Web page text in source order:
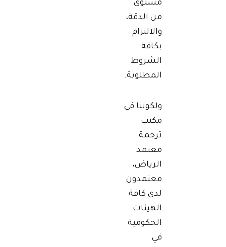
مستوى
من الدقة،
والالتزام
بكافة
الشروط
المطلوبة.
ولكوننا في
مكتب
ترجمة
معتمد
الرياض،
معتمدون
لدى كافة
الهيئات
الحكومية
في